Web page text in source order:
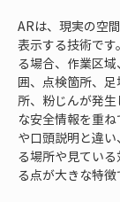
ARは、現実の空
表示する技術で
る場合、作業区
囲、点検箇所、
所、粉じんが発
な安全情報を重
や口頭説明と違
る場所や見てい
る点が大きな特徴